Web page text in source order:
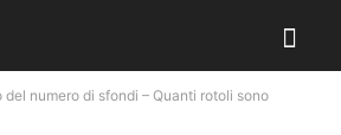
del numero di sfondi – Quanti rotoli sono